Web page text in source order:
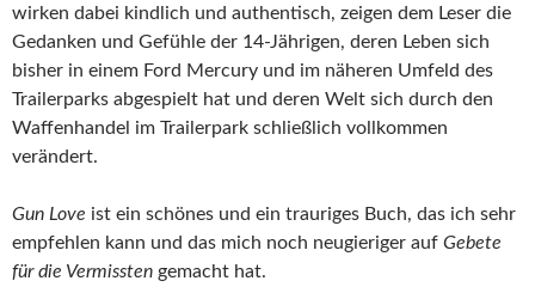
wirken dabei kindlich und authentisch, zeigen dem Leser die
Gedanken und Gefühle der 14-Jährigen, deren Leben sich
bisher in einem Ford Mercury und im näheren Umfeld des
Trailerparks abgespielt hat und deren Welt sich durch den
Waffenhandel im Trailerpark schließlich vollkommen
verändert.
Gun Love ist ein schönes und ein trauriges Buch, das ich sehr
empfehlen kann und das mich noch neugieriger auf Gebete
für die Vermissten gemacht hat.